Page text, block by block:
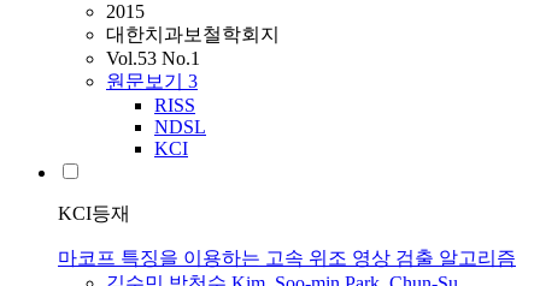
2015
대한치과보철학회지
Vol.53 No.1
원문보기 3
RISS
NDSL
KCI
KCI등재
마코프 특징을 이용하는 고속 위조 영상 검출 알고리즘